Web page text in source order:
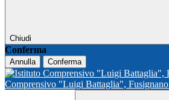
Chiudi
Conferma
Annulla Conferma
Comprensivo "Luigi Battaglia", Fusignano